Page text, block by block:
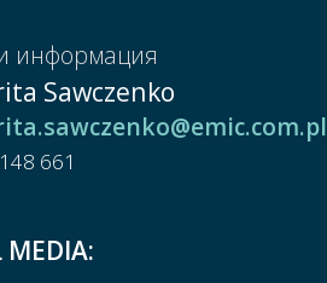
информация
Sawczenko
661
MEDIA: